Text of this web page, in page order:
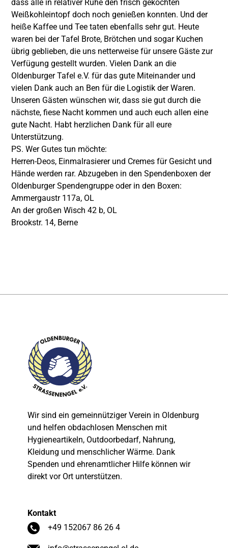
dass alle in relativer Ruhe den frisch gekochten
Weißkohleintopf doch noch genießen konnten. Und der
heiße Kaffee und Tee taten ebenfalls sehr gut. Heute
waren bei der Tafel Brote, Brötchen und sogar Kuchen
übrig geblieben, die uns netterweise für unsere Gäste zur
Verfügung gestellt wurden. Vielen Dank an die
Oldenburger Tafel e.V. für das gute Miteinander und
vielen Dank auch an Ben für die Logistik der Waren.
Unseren Gästen wünschen wir, dass sie gut durch die
nächste, fiese Nacht kommen und auch euch allen eine
gute Nacht. Habt herzlichen Dank für all eure
Unterstützung.
PS. Wer Gutes tun möchte:
Herren-Deos, Einmalrasierer und Cremes für Gesicht und
Hände werden rar. Abzugeben in den Spendenboxen der
Oldenburger Spendengruppe oder in den Boxen:
Ammergaustr 117a, OL
An der großen Wisch 42 b, OL
Brookstr. 14, Berne
Wir sind ein gemeinnütziger Verein in Oldenburg
und helfen obdachlosen Menschen mit
Hygieneartikeln, Outdoorbedarf, Nahrung,
Kleidung und menschlicher Wärme. Dank
Spenden und ehrenamtlicher Hilfe können wir
direkt vor Ort unterstützen.
Kontakt
+49 152067 86 26 4